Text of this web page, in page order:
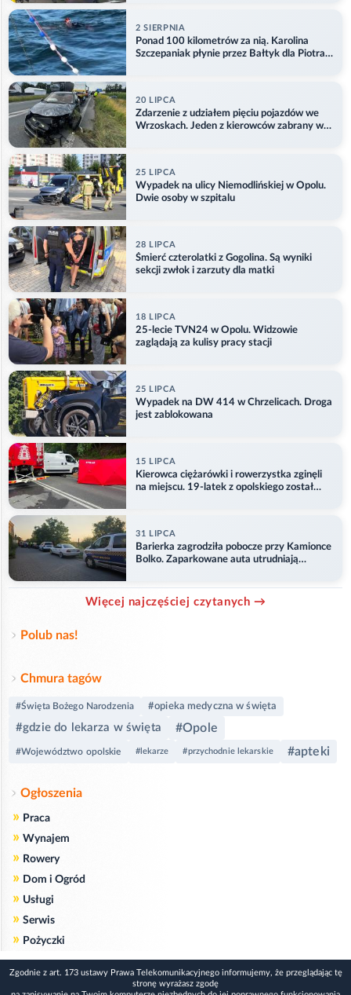
2 SIERPNIA
Ponad 100 kilometrów za nią. Karolina
Szczepaniak płynie przez Bałtyk dla Piotra.
20 LIPCA
Zdarzenie z udziałem pięciu pojazdów we
Wrzoskach. Jeden z kierowców zabrany w
25 LIPCA
Wypadek na ulicy Niemodlińskiej w Opolu.
Dwie osoby w szpitalu
28 LIPCA
Śmierć czterolatki z Gogolina. Są wyniki
sekcji zwłok i zarzuty dla matki
18 LIPCA
25-lecie TVN24 w Opolu. Widzowie
zaglądają za kulisy pracy stacji
25 LIPCA
Wypadek na DW 414 w Chrzelicach. Droga
jest zablokowana
15 LIPCA
Kierowca ciężarówki i rowerzystka zginęli
na miejscu. 19-latek z opolskiego został
31 LIPCA
Barierka zagrodziła pobocze przy Kamionce
Bolko. Zaparkowane auta utrudniają
Więcej najczęściej czytanych →
Polub nas!
Chmura tagów
#Święta Bożego Narodzenia #opieka medyczna w święta
#gdzie do lekarza w święta #Opole
#Województwo opolskie #lekarze #przychodnie lekarskie #apteki
Ogłoszenia
» Praca
» Wynajem
» Rowery
» Dom i Ogród
» Usługi
» Serwis
» Pożyczki
Zgodnie z art. 173 ustawy Prawa Telekomunikacyjnego informujemy, że przeglądając tę
stronę wyrażasz zgodę